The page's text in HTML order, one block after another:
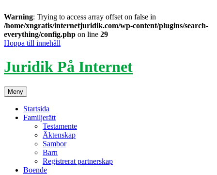
Warning: Trying to access array offset on false in
/home/xngratis/internetjuridik.com/wp-content/plugins/search-
everything/config.php on line 29
Hoppa till innehåll
Juridik På Internet
Meny
Startsida
Familjerätt
Testamente
Äktenskap
Sambor
Barn
Registrerat partnerskap
Boende